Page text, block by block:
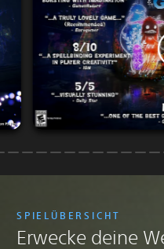
SPIELÜBERSICHT
Erwecke deine